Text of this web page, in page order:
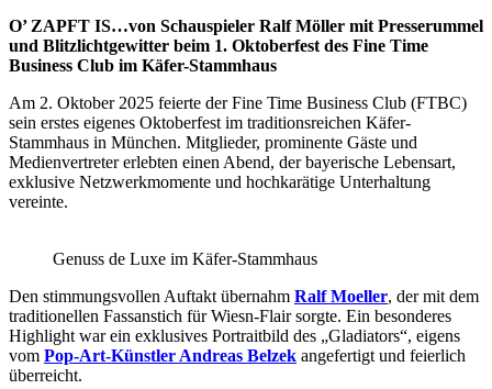
O’ ZAPFT IS…von Schauspieler Ralf Möller mit Presserummel
und Blitzlichtgewitter beim 1. Oktoberfest des Fine Time
Business Club im Käfer-Stammhaus
Am 2. Oktober 2025 feierte der Fine Time Business Club (FTBC)
sein erstes eigenes Oktoberfest im traditionsreichen Käfer-
Stammhaus in München. Mitglieder, prominente Gäste und
Medienvertreter erlebten einen Abend, der bayerische Lebensart,
exklusive Netzwerkmomente und hochkarätige Unterhaltung
vereinte.
Genuss de Luxe im Käfer-Stammhaus
Den stimmungsvollen Auftakt übernahm Ralf Moeller, der mit dem
traditionellen Fassanstich für Wiesn-Flair sorgte. Ein besonderes
Highlight war ein exklusives Portraitbild des „Gladiators“, eigens
vom Pop-Art-Künstler Andreas Belzek angefertigt und feierlich
überreicht.